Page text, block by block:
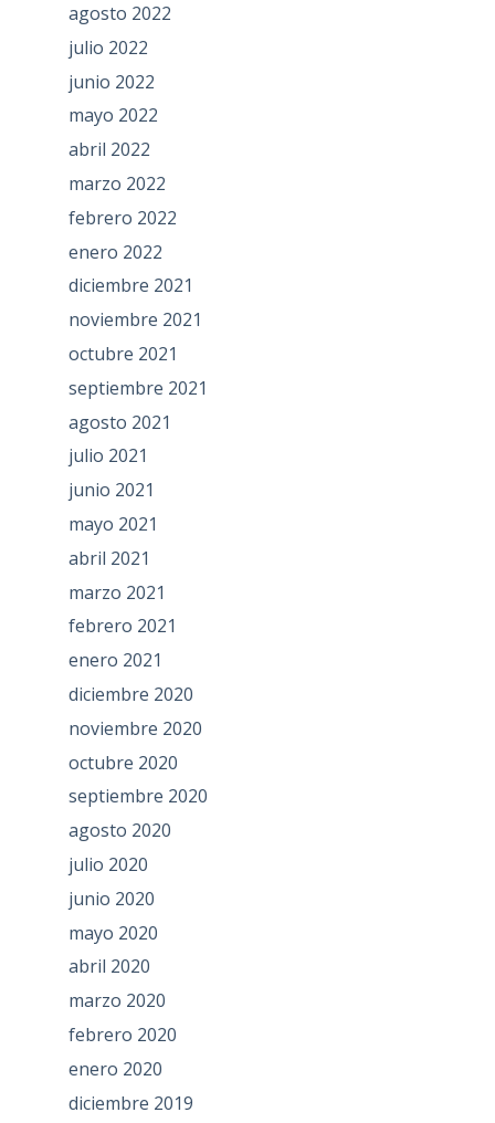
agosto 2022
julio 2022
junio 2022
mayo 2022
abril 2022
marzo 2022
febrero 2022
enero 2022
diciembre 2021
noviembre 2021
octubre 2021
septiembre 2021
agosto 2021
julio 2021
junio 2021
mayo 2021
abril 2021
marzo 2021
febrero 2021
enero 2021
diciembre 2020
noviembre 2020
octubre 2020
septiembre 2020
agosto 2020
julio 2020
junio 2020
mayo 2020
abril 2020
marzo 2020
febrero 2020
enero 2020
diciembre 2019